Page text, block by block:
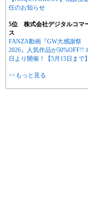
任のお知らせ
5位 株式会社デジタルコマ
ス
FANZA動画『GW大感謝祭
2026』人気作品が50%OFF!!
日より開催！【5月15日まで】
>>もっと見る